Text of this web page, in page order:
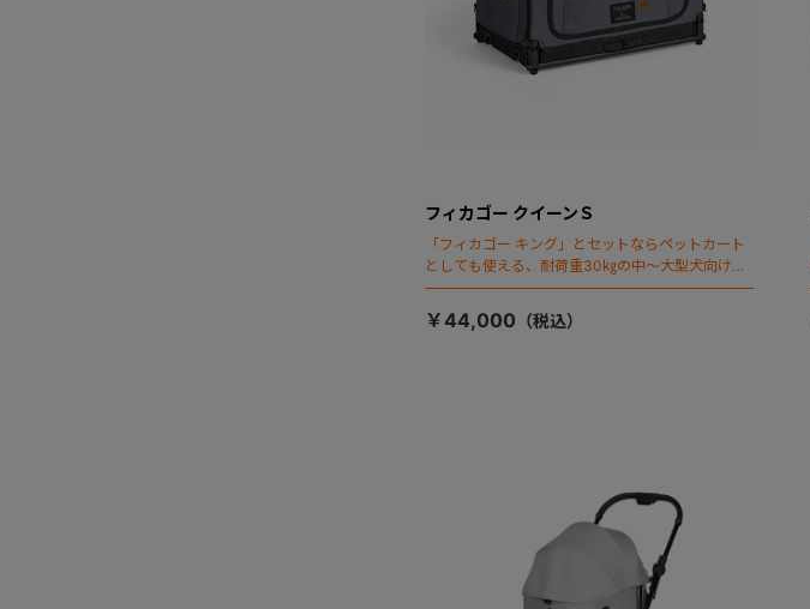
フィカゴー クイーンＳ
「フィカゴー キング」とセットならペットカート
としても使える、耐荷重30㎏の中～大型犬向けケ
ージが登場！
￥44,000